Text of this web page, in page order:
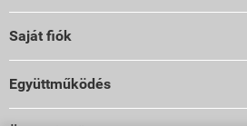
Saját fiók
Együttműködés